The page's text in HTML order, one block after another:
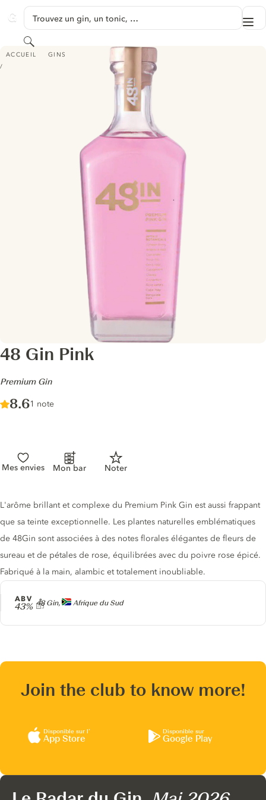
GINVENTORY
Trouvez un gin, un tonic, …
Rechercher
ACCUEIL GINS
48 GIN PINK - PREMIUM GIN
48 Gin Pink
-
Premium Gin
Score :
8.6/ 10
1 note
Mes envies Mon bar Noter
Producteur
48 Gin, Afrique du Sud
ABV
43%
Description du gin
L'arôme brillant et complexe du Premium Pink Gin est aussi frappant
que sa teinte exceptionnelle. Les plantes naturelles emblématiques
de 48Gin sont associées à des notes florales élégantes de fleurs de
sureau et de pétales de rose, équilibrées avec du poivre rose épicé.
Fabriqué à la main, alambic et totalement inoubliable.
Join the club to know more!
Disponible sur l’
App Store
Disponible sur
Google Play